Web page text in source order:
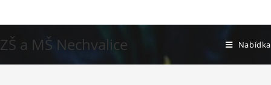
ZŠ a MŠ Nechvalice Nabídka